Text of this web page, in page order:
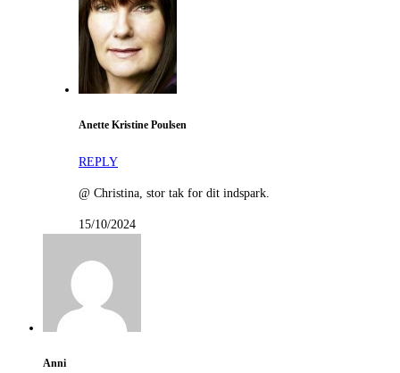
Anette Kristine Poulsen
REPLY
@ Christina, stor tak for dit indspark.
15/10/2024
Anni